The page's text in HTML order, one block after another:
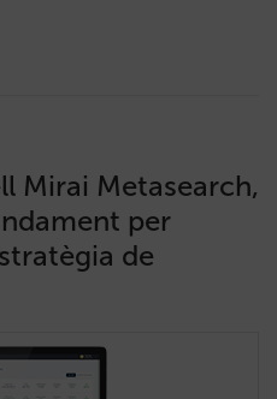
Mirai Metasearch,
per
de